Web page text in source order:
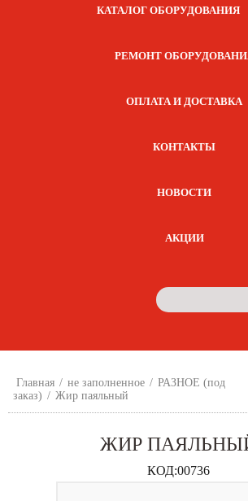
КАТАЛОГ ОБОРУДОВАНИЯ
РЕМОНТ
ОПЛАТА И ДОСТАВКА
КОНТАКТЫ
НОВОСТИ
АКЦИИ
Главная / не заполненное / РАЗНОЕ (под
заказ) / Жир паяльный
ЖИР
КОД:00736